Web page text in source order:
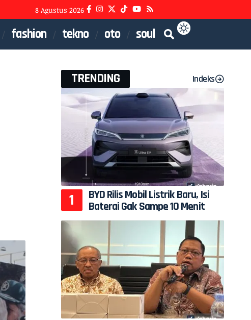
8 Agustus 2026
fashion tekno oto soul
TRENDING Indeks
BYD Rilis Mobil Listrik Baru, Isi
Baterai Gak Sampe 10 Menit